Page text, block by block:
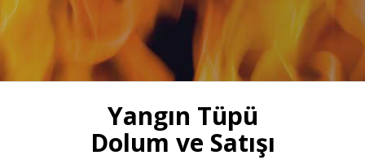
Bursa Yangın Tüpü Satışı,
Dolumu ve Periyodik Bakım
Hizmetleri
50 kg KKT tozlu, köpüklü, CO2
gazlı yangın tüpleri, otomatik
tavan tipi sprinkli, pano ve
mutfak davlumbaz tüpü satışı
Yangın Tüpü
Dolum ve Satışı